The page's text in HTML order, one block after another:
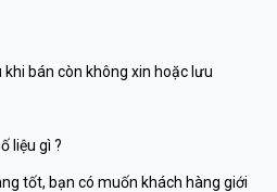
khi bán còn không xin hoặc lưu
liệu gì ?
tốt, bạn có muốn khách hàng giới